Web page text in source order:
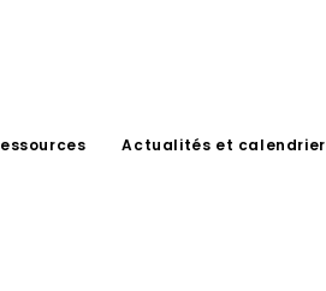
Actualités et calendrier